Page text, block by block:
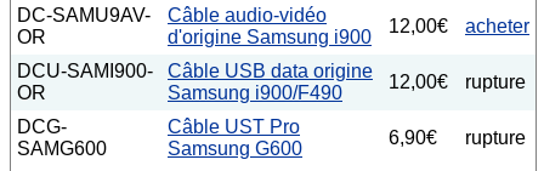
DC-SAMU9AV-
OR
Câble audio-vidéo
d'origine Samsung i900
12,00€ acheter
DCU-SAMI900-
OR
Câble USB data origine
Samsung i900/F490
12,00€ rupture
DCG-
SAMG600
Câble UST Pro
Samsung G600
6,90€ rupture